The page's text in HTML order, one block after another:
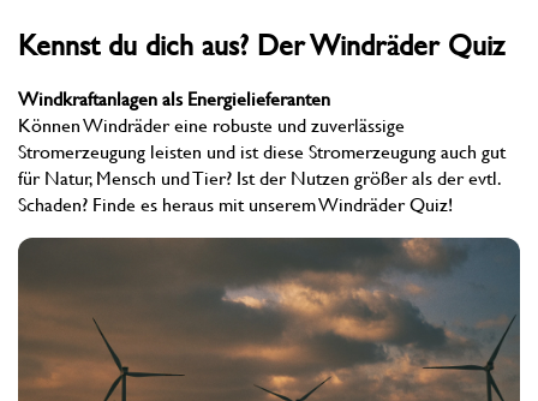
Kennst du dich aus? Der Windräder Quiz
Windkraftanlagen als Energielieferanten
Können Windräder eine robuste und zuverlässige
Stromerzeugung leisten und ist diese Stromerzeugung auch gut
für Natur, Mensch und Tier? Ist der Nutzen größer als der evtl.
Schaden? Finde es heraus mit unserem Windräder Quiz!